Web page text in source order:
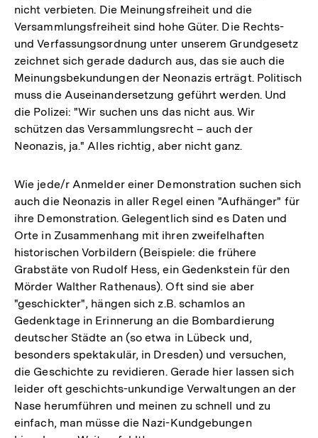
nicht verbieten. Die Meinungsfreiheit und die
Versammlungsfreiheit sind hohe Güter. Die Rechts-
und Verfassungsordnung unter unserem Grundgesetz
zeichnet sich gerade dadurch aus, das sie auch die
Meinungsbekundungen der Neonazis erträgt. Politisch
muss die Auseinandersetzung geführt werden. Und
die Polizei: "Wir suchen uns das nicht aus. Wir
schützen das Versammlungsrecht – auch der
Neonazis, ja." Alles richtig, aber nicht ganz.
Wie jede/r Anmelder einer Demonstration suchen sich
auch die Neonazis in aller Regel einen "Aufhänger" für
ihre Demonstration. Gelegentlich sind es Daten und
Orte in Zusammenhang mit ihren zweifelhaften
historischen Vorbildern (Beispiele: die frühere
Grabstäte von Rudolf Hess, ein Gedenkstein für den
Mörder Walther Rathenaus). Oft sind sie aber
"geschickter", hängen sich z.B. schamlos an
Gedenktage in Erinnerung an die Bombardierung
deutscher Städte an (so etwa in Lübeck und,
besonders spektakulär, in Dresden) und versuchen,
die Geschichte zu revidieren. Gerade hier lassen sich
leider oft geschichts-unkundige Verwaltungen an der
Nase herumführen und meinen zu schnell und zu
einfach, man müsse die Nazi-Kundgebungen